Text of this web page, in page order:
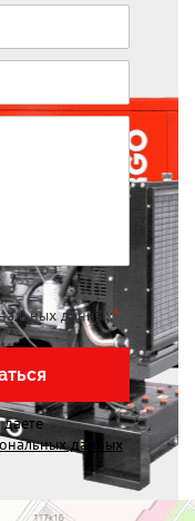
данных*
данных